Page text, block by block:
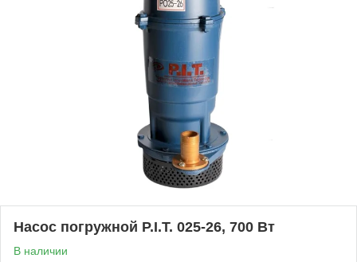
Насос погружной P.I.T. 025-26, 700 Вт
В наличии